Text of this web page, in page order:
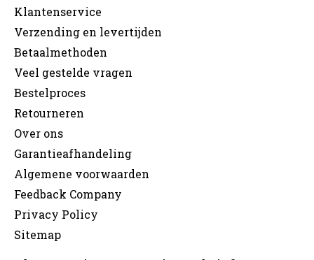
Klantenservice
Verzending en levertijden
Betaalmethoden
Veel gestelde vragen
Bestelproces
Retourneren
Over ons
Garantieafhandeling
Algemene voorwaarden
Feedback Company
Privacy Policy
Sitemap